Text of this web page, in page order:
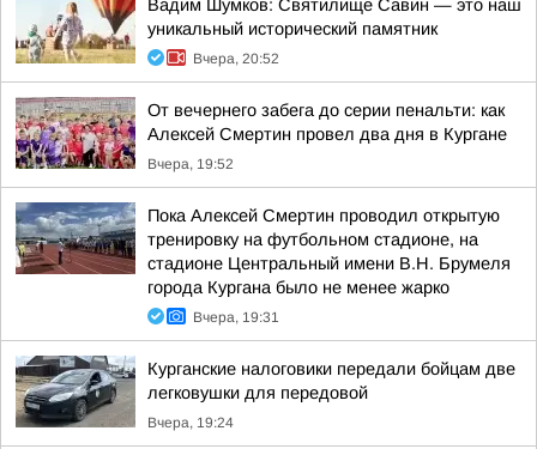
Вадим Шумков: Святилище Савин — это наш
уникальный исторический памятник
Вчера, 20:52
От вечернего забега до серии пенальти: как
Алексей Смертин провел два дня в Кургане
Вчера, 19:52
Пока Алексей Смертин проводил открытую
тренировку на футбольном стадионе, на
стадионе Центральный имени В.Н. Брумеля
города Кургана было не менее жарко
Вчера, 19:31
Курганские налоговики передали бойцам две
легковушки для передовой
Вчера, 19:24